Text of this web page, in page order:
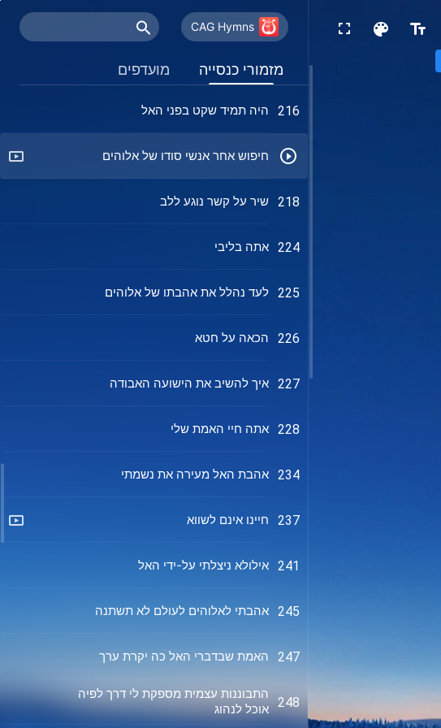
CAG Hymns
מזמורי כנסייה מועדפים
211 רק אתה יכול להציל אותי
214 מי מתחשב בליבו של האל
216 היה תמיד שקט בפני האל
חיפוש אחר אנשי סודו של אלוהים
218 שיר על קשר נוגע ללב
224 אתה בליבי
225 לעד נהלל את אהבתו של אלוהים
226 הכאה על חטא
227 איך להשיב את הישועה האבודה
228 אתה חיי האמת שלי
234 אהבת האל מעירה את נשמתי
237 חיינו אינם לשווא
241 אילולא ניצלתי על-ידי האל
245 אהבתי לאלוהים לעולם לא תשתנה
247 האמת שבדברי האל כה יקרת ערך
248
התבוננות עצמית מספקת לי דרך לפיה
אוכל לנהוג